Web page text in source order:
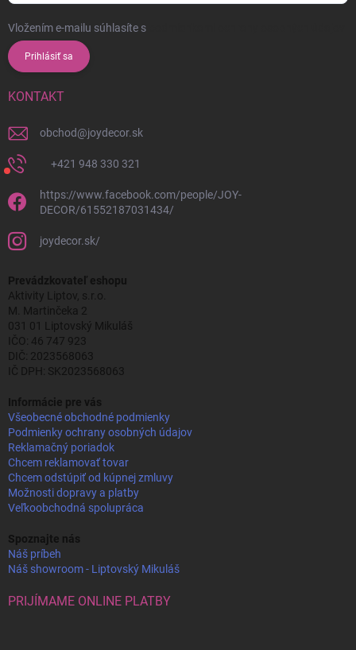
Vložením e-mailu súhlasíte s
Prihlásiť sa
KONTAKT
obchod@joydecor.sk
+421 948 330 321
https://www.facebook.com/people/JOY-
DECOR/61552187031434/
joydecor.sk/
Prevádzkovateľ eshopu
Aktivity Liptov, s.r.o.
M. Martinčeka 2
031 01 Liptovský Mikuláš
IČO: 46 747 923
DIČ: 2023568063
IČ DPH: SK2023568063
Informácie pre vás
Všeobecné obchodné podmienky
Podmienky ochrany osobných údajov
Reklamačný poriadok
Chcem reklamovať tovar
Chcem odstúpiť od kúpnej zmluvy
Možnosti dopravy a platby
Veľkoobchodná spolupráca
Spoznajte nás
Náš príbeh
Náš showroom - Liptovský Mikuláš
PRIJÍMAME ONLINE PLATBY